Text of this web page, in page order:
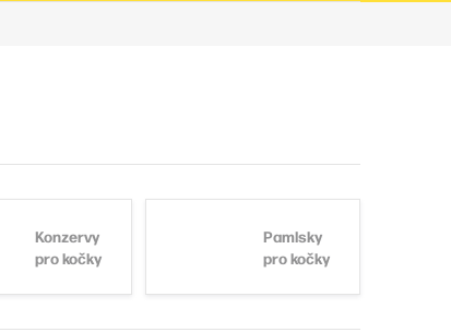
Konzervy
pro kočky
Pamlsky
pro kočky